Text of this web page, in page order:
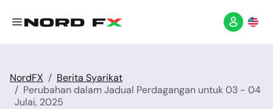
NordFX
Berita Syarikat
Perubahan dalam Jadual Perdagangan untuk 03 - 04
Julai, 2025